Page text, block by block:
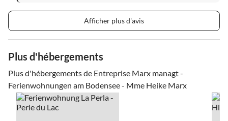
Afficher plus d'avis
Plus d'hébergements
Plus d'hébergements de Entreprise Marx managt -
Ferienwohnungen am Bodensee - Mme Heike Marx